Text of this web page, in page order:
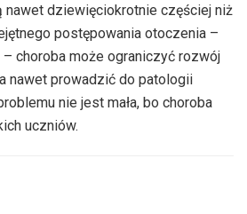
nawet dziewięciokrotnie częściej niż
postępowania otoczenia –
choroba może ograniczyć rozwój
nawet prowadzić do patologii
nie jest mała, bo choroba
uczniów.